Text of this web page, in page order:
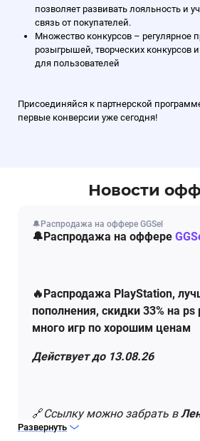
позволяет развивать лояльность и
связь от покупателей.
Множество конкурсов – регулярное
розыгрышей, творческих конкурсов
для пользователей
Присоединяйся к партнерской
первые конверсии уже сегодня!
Новости
🔔Распродажа на оффере GGSel
🔔Распродажа на оффере
🔥Распродажа PlayStation,
пополнения, скидки 33% на ps
много игр по хорошим ценам
Действует до 13.08.26
🔗Ссылку можно забрать в
оффера.
Развернуть